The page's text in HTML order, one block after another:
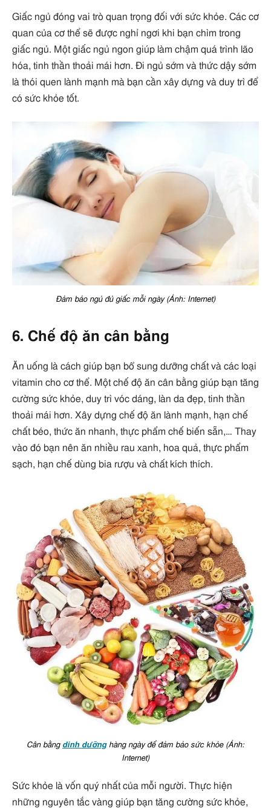
Giấc ngủ đóng vai trò quan trọng đối với sức khỏe. Các cơ
quan của cơ thể sẽ được nghỉ ngơi khi bạn chìm trong
giấc ngủ. Một giấc ngủ ngon giúp làm chậm quá trình lão
hóa, tinh thần thoải mái hơn. Đi ngủ sớm và thức dậy sớm
là thói quen lành mạnh mà bạn cần xây dựng và duy trì để
có sức khỏe tốt.
Đảm bảo ngủ đủ giấc mỗi ngày (Ảnh: Internet)
6. Chế độ ăn cân bằng
Ăn uống là cách giúp bạn bổ sung dưỡng chất và các loại
vitamin cho cơ thể. Một chế độ ăn cân bằng giúp bạn tăng
cường sức khỏe, duy trì vóc dáng, làn da đẹp, tinh thần
thoải mái hơn. Xây dựng chế độ ăn lành mạnh, hạn chế
chất béo, thức ăn nhanh, thực phẩm chế biến sẵn,… Thay
vào đó bạn nên ăn nhiều rau xanh, hoa quả, thực phẩm
sạch, hạn chế dùng bia rượu và chất kích thích.
Cân bằng dinh dưỡnghàng ngày để đảm bảo sức khỏe (Ảnh:
Internet)
Sức khỏe là vốn quý nhất của mỗi người. Thực hiện
những nguyên tắc vàng giúp bạn tăng cường sức khỏe,